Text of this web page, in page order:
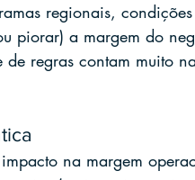
regionais,
piorar) a margem do
regras contam muito
na margem